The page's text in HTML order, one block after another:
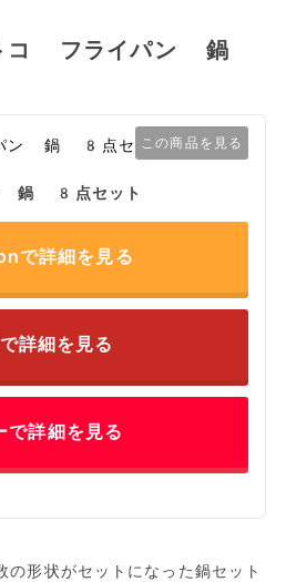
コ フライパン 鍋
この商品を見る
鍋 8点セット
で詳細を見る
詳細を見る
で詳細を見る
の形状がセットになった鍋セット